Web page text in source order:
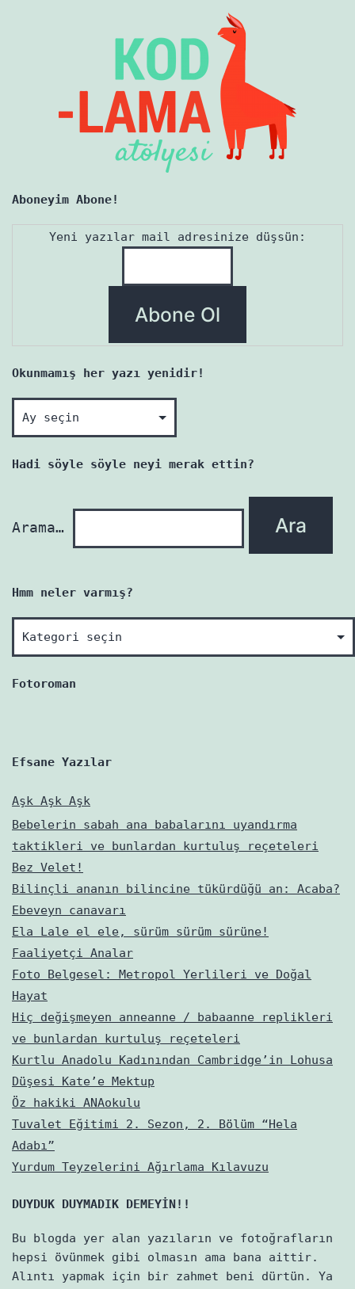
Aboneyim Abone!
Yeni yazılar mail adresinize düşsün:
Okunmamış her yazı yenidir!
Okunmamış
her
yazı
Hadi söyle söyle neyi merak ettin?
Arama…
Hmm neler varmış?
Hmm
neler
varmış?
Fotoroman
Efsane Yazılar
Aşk Aşk Aşk
Bebelerin sabah ana babalarını uyandırma
taktikleri ve bunlardan kurtuluş reçeteleri
Bez Velet!
Bilinçli ananın bilincine tükürdüğü an: Acaba?
Ebeveyn canavarı
Ela Lale el ele, sürüm sürüm sürüne!
Faaliyetçi Analar
Foto Belgesel: Metropol Yerlileri ve Doğal
Hayat
Hiç değişmeyen anneanne / babaanne replikleri
ve bunlardan kurtuluş reçeteleri
Kurtlu Anadolu Kadınından Cambridge’in Lohusa
Düşesi Kate’e Mektup
Öz hakiki ANAokulu
Tuvalet Eğitimi 2. Sezon, 2. Bölüm “Hela
Adabı”
Yurdum Teyzelerini Ağırlama Kılavuzu
DUYDUK DUYMADIK DEMEYİN!!
Bu blogda yer alan yazıların ve fotoğrafların
hepsi övünmek gibi olmasın ama bana aittir.
Alıntı yapmak için bir zahmet beni dürtün. Ya